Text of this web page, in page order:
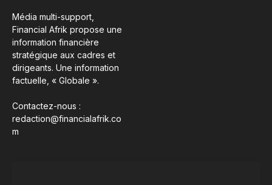
Média multi-support,
Financial Afrik propose une
information financière
stratégique aux cadres et
dirigeants. Une information
factuelle, « Globale ».
Contactez-nous :
redaction@financialafrik.co
m